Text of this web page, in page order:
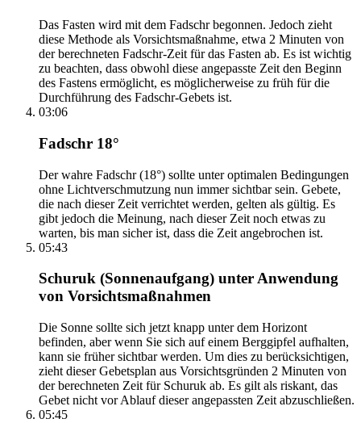
Das Fasten wird mit dem Fadschr begonnen. Jedoch zieht
diese Methode als Vorsichtsmaßnahme, etwa 2 Minuten von
der berechneten Fadschr-Zeit für das Fasten ab. Es ist wichtig
zu beachten, dass obwohl diese angepasste Zeit den Beginn
des Fastens ermöglicht, es möglicherweise zu früh für die
Durchführung des Fadschr-Gebets ist.
03:06
Fadschr 18°
Der wahre Fadschr (18°) sollte unter optimalen Bedingungen
ohne Lichtverschmutzung nun immer sichtbar sein. Gebete,
die nach dieser Zeit verrichtet werden, gelten als gültig. Es
gibt jedoch die Meinung, nach dieser Zeit noch etwas zu
warten, bis man sicher ist, dass die Zeit angebrochen ist.
05:43
Schuruk (Sonnenaufgang) unter Anwendung
von Vorsichtsmaßnahmen
Die Sonne sollte sich jetzt knapp unter dem Horizont
befinden, aber wenn Sie sich auf einem Berggipfel aufhalten,
kann sie früher sichtbar werden. Um dies zu berücksichtigen,
zieht dieser Gebetsplan aus Vorsichtsgründen 2 Minuten von
der berechneten Zeit für Schuruk ab. Es gilt als riskant, das
Gebet nicht vor Ablauf dieser angepassten Zeit abzuschließen.
05:45